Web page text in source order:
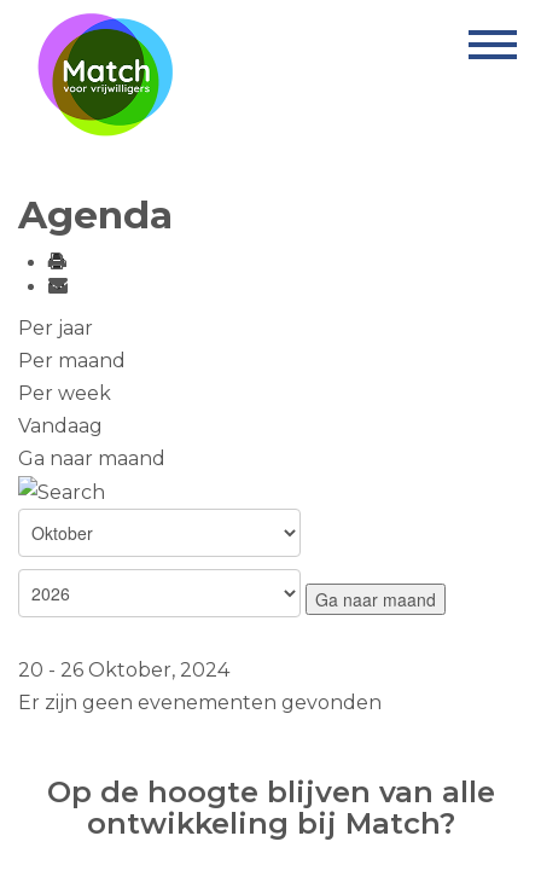
Home
Activiteiten
Informatie
Agenda
Per jaar
Per maand
Per week
Vandaag
Ga naar maand
Ga naar maand
20 - 26 Oktober, 2024
Er zijn geen evenementen gevonden
Op de hoogte blijven van alle
ontwikkeling bij Match?